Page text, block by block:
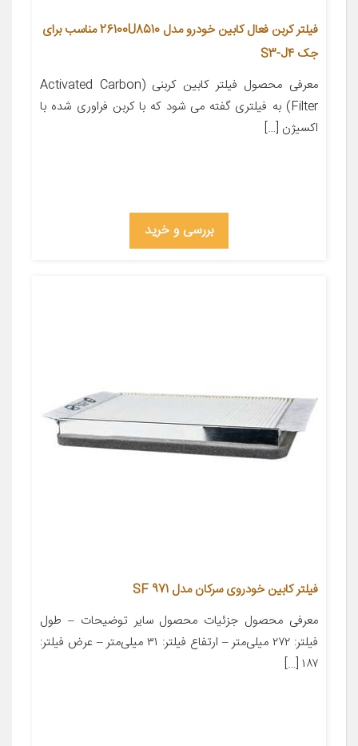
فیلتر کربن فعال کابین خودرو مدل 26100U8510 مناسب برای
جک S3-J4
معرفی محصول فیلتر کابین کربنی (Activated Carbon
Filter) به فیلتری گفته می شود که با کربن فراوری شده با
اکسیژن […]
بررسی و خرید
فیلتر کابین خودروی سرکان مدل SF 971
معرفی محصول جزئیات محصول سایر توضیحات – طول
فیلتر: ۲۷۲ میلی‌متر – ارتفاع فیلتر: ۳۱ میلی‌متر – عرض فیلتر:
۱۸۷ […]